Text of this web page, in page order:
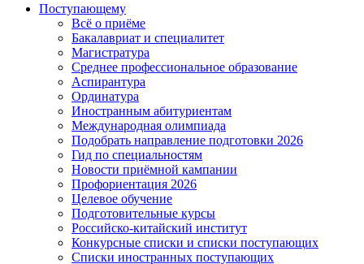
Поступающему
Всё о приёме
Бакалавриат и специалитет
Магистратура
Среднее профессиональное образование
Аспирантура
Ординатура
Иностранным абитуриентам
Международная олимпиада
Подобрать направление подготовки 2026
Гид по специальностям
Новости приёмной кампании
Профориентация 2026
Целевое обучение
Подготовительные курсы
Российско-китайский институт
Конкурсные списки и списки поступающих
Списки иностранных поступающих